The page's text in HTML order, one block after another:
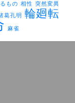
もの 相性 突然変異
葛孔明
輪廻転
麻雀